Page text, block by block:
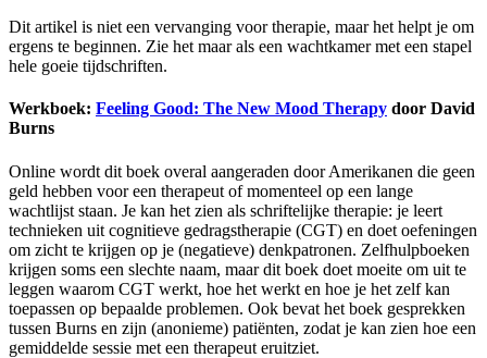
Dit artikel is niet een vervanging voor therapie, maar het helpt je om
ergens te beginnen. Zie het maar als een wachtkamer met een stapel
hele goeie tijdschriften.
Werkboek: Feeling Good: The New Mood Therapy door David
Burns
Online wordt dit boek overal aangeraden door Amerikanen die geen
geld hebben voor een therapeut of momenteel op een lange
wachtlijst staan. Je kan het zien als schriftelijke therapie: je leert
technieken uit cognitieve gedragstherapie (CGT) en doet oefeningen
om zicht te krijgen op je (negatieve) denkpatronen. Zelfhulpboeken
krijgen soms een slechte naam, maar dit boek doet moeite om uit te
leggen waarom CGT werkt, hoe het werkt en hoe je het zelf kan
toepassen op bepaalde problemen. Ook bevat het boek gesprekken
tussen Burns en zijn (anonieme) patiënten, zodat je kan zien hoe een
gemiddelde sessie met een therapeut eruitziet.